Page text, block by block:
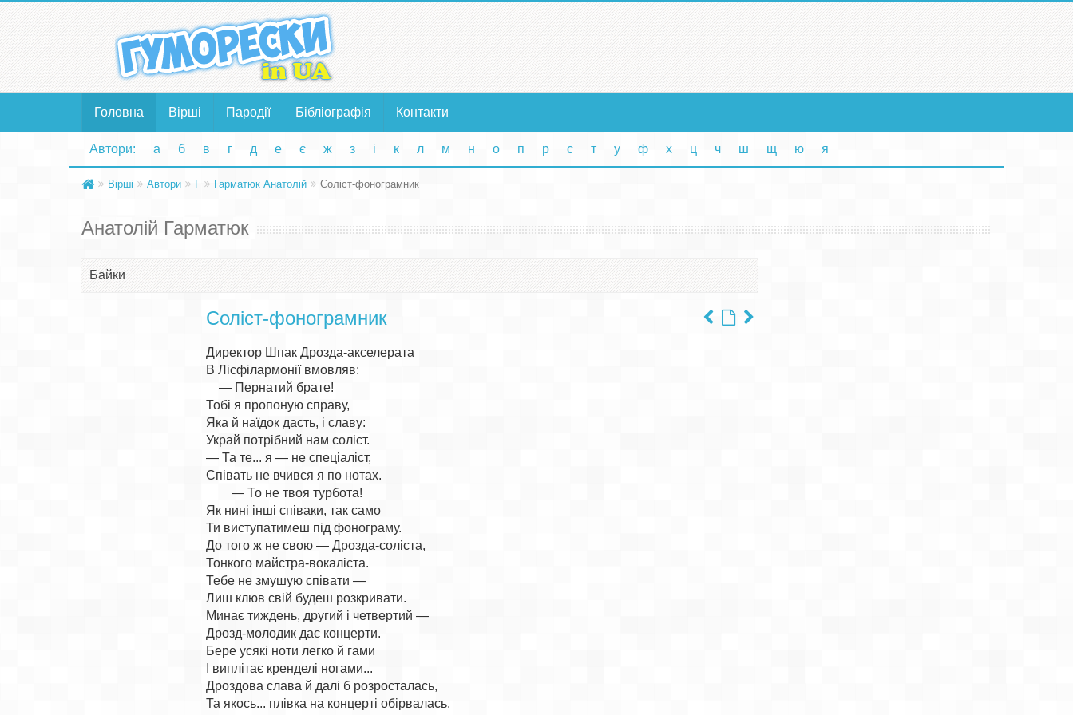
Головна Вірші Пародії Бібліографія Контакти
Автори: а б в г д е є ж з і к л м н о п р с т у ф х ц ч ш щ ю я
Вірші Автори Г Гарматюк Анатолій Соліст-фонограмник
Анатолій Гарматюк
Байки
Соліст-фонограмник
Директор Шпак Дрозда-акселерата
В Лісфілармонії вмовляв:
    — Пернатий брате!
Тобі я пропоную справу,
Яка й наїдок дасть, і славу:
Украй потрібний нам соліст.
— Та те... я — не спеціаліст,
Співать не вчився я по нотах.
        — То не твоя турбота!
Як нині інші співаки, так само
Ти виступатимеш під фонограму.
До того ж не свою — Дрозда-соліста,
Тонкого майстра-вокаліста.
Тебе не змушую співати —
Лиш клюв свій будеш розкривати.
Минає тиждень, другий і четвертий —
Дрозд-молодик дає концерти.
Бере усякі ноти легко й гами
І виплітає кренделі ногами...
Дроздова слава й далі б розросталась,
Та якось... плівка на концерті обірвалась.